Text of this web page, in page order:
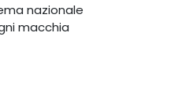
nazionale
macchia